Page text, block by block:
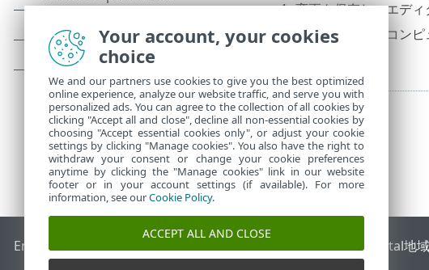
4. 変更を保存し、エディ
5. 次のコマンドでコンピ
End of Life ESET Status Portal地
Your account, your cookies
choice
We and our partners use cookies to give you the best optimized
online experience, analyze our website traffic, and serve you with
personalized ads. You can agree to the collection of all cookies by
clicking "Accept all and close", decline all non-essential cookies by
choosing "Accept essential cookies only", or adjust your cookie
settings by clicking "Manage cookies". You also have the right to
withdraw your consent or change your cookie preferences
anytime by clicking the "Manage cookies" link in our website
footer or in your account settings (if available). For more
information, see ourCookie Policy.
ACCEPT ALL AND CLOSE